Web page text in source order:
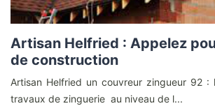
Artisan Helfried : Appelez
de construction
Artisan Helfried un couvreur zingueur 92 :
travaux de zinguerie au niveau de l...